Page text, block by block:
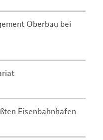
Oberbau bei
Eisenbahnhafen